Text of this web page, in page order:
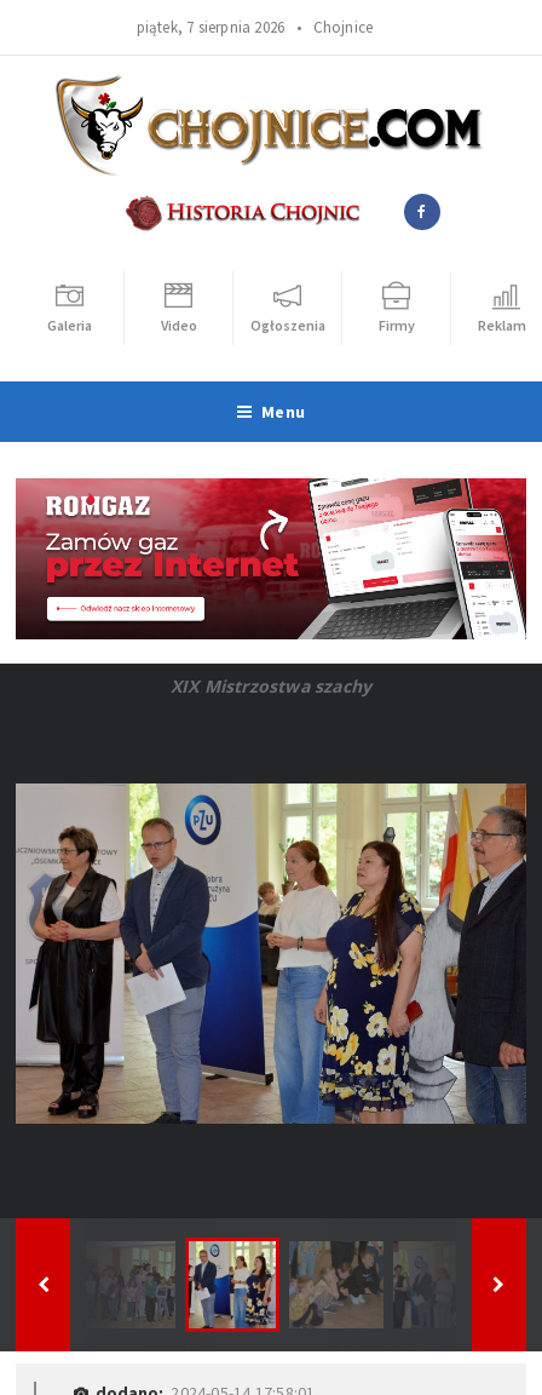
piątek, 7 sierpnia 2026 • Chojnice
Galeria Video Ogłoszenia Firmy Reklama
Menu
XIX Mistrzostwa szachy